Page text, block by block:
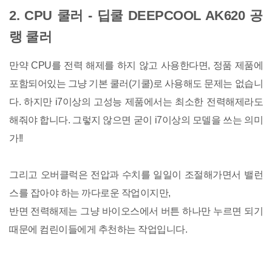
2. CPU 쿨러 - 딥쿨 DEEPCOOL AK620 공
랭 쿨러
만약 CPU를 전력 해제를 하지 않고 사용한다면, 정품 제품에
포함되어있는 그냥 기본 쿨러(기쿨)로 사용해도 문제는 없습니
다. 하지만 i7이상의 고성능 제품에서는 최소한 전력해제라도
해줘야 합니다. 그렇지 않으면 굳이 i7이상의 모델을 쓰는 의미
가!!
그리고 오버클럭은 전압과 수치를 일일이 조절해가면서 밸런
스를 잡아야 하는 까다로운 작업이지만,
반면 전력해제는 그냥 바이오스에서 버튼 하나만 누르면 되기
때문에 컴린이들에게 추천하는 작업입니다.